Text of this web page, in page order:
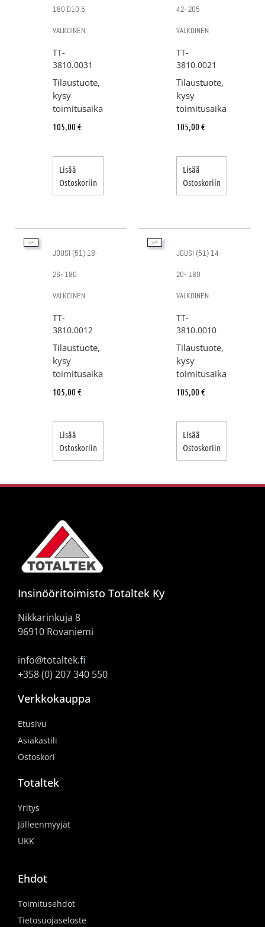
180 D10.5
VALKOINEN
TT-
3810.0031
Tilaustuote,
kysy
toimitusaika
105,00 €
Lisää
Ostoskoriin
42- 205
VALKOINEN
TT-
3810.0021
Tilaustuote,
kysy
toimitusaika
105,00 €
Lisää
Ostoskoriin
JOUSI (51) 18-
26- 180
VALKOINEN
TT-
3810.0012
Tilaustuote,
kysy
toimitusaika
105,00 €
Lisää
Ostoskoriin
JOUSI (51) 14-
20- 180
VALKOINEN
TT-
3810.0010
Tilaustuote,
kysy
toimitusaika
105,00 €
Lisää
Ostoskoriin
Insinööritoimisto Totaltek Ky
Nikkarinkuja 8
96910 Rovaniemi
info@totaltek.fi
+358 (0) 207 340 550
Verkkokauppa
Etusivu
Asiakastili
Ostoskori
Totaltek
Yritys
Jälleenmyyjät
UKK
Ehdot
Toimitusehdot
Tietosuojaseloste